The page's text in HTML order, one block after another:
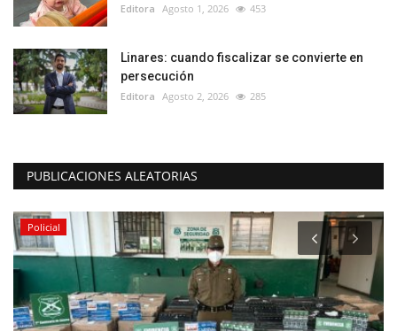
Editora Agosto 1, 2026 453
Linares: cuando fiscalizar se convierte en
persecución
Editora Agosto 2, 2026 285
PUBLICACIONES ALEATORIAS
Policial